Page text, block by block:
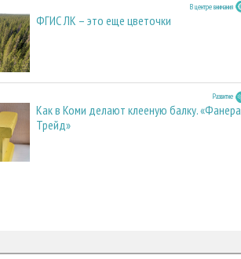
В центре внимания
ФГИС ЛК – это еще цветочки
Развитие
Как в Коми делают клееную балку. «Фанера
Трейд»